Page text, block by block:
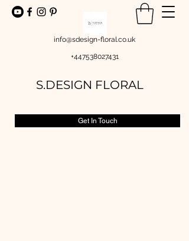
info@sdesign-floral.co.uk
+447538027431
S.DESIGN FLORAL
Get In Touch